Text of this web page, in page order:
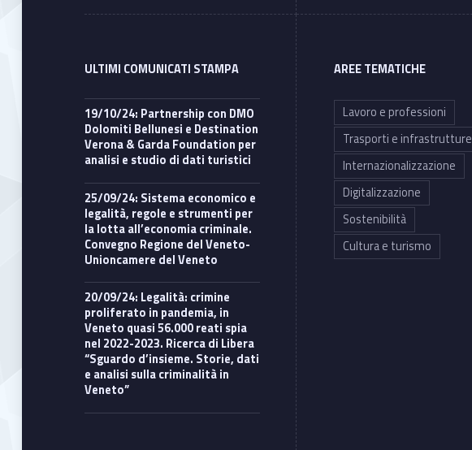
ULTIMI COMUNICATI STAMPA
19/10/24: Partnership con DMO
Dolomiti Bellunesi e Destination
Verona & Garda Foundation per
analisi e studio di dati turistici
25/09/24: Sistema economico e
legalità, regole e strumenti per
la lotta all’economia criminale.
Convegno Regione del Veneto-
Unioncamere del Veneto
20/09/24: Legalità: crimine
proliferato in pandemia, in
Veneto quasi 56.000 reati spia
nel 2022-2023. Ricerca di Libera
“Sguardo d’insieme. Storie, dati
e analisi sulla criminalità in
Veneto”
AREE TEMATICHE
Lavoro e professioni
Trasporti e infrastrutture
Internazionalizzazione
Digitalizzazione
Sostenibilità
Cultura e turismo